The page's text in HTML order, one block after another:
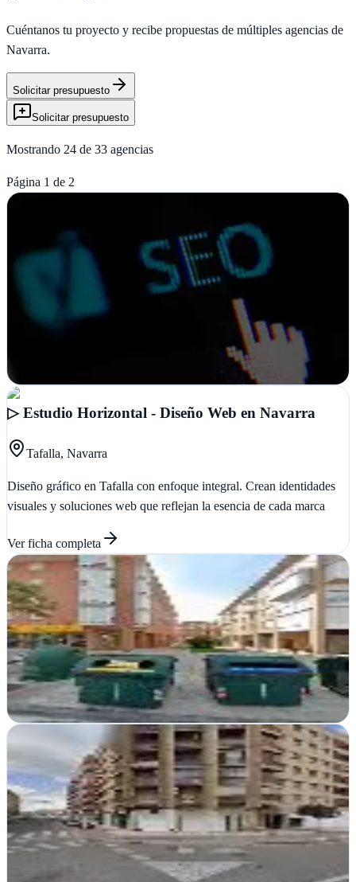
Cuéntanos tu proyecto y recibe propuestas de múltiples agencias de
Navarra.
Solicitar presupuesto
Solicitar presupuesto
Mostrando 24 de 33 agencias
Página 1 de 2
Verificada
Desde Pamplona impulsan tu presencia online con estrategia digital
integral, diseño web y consultoría adaptada a negocios locales
Ver ficha
▷ Estudio Horizontal - Diseño Web en Navarra
Tafalla, Navarra
Diseño gráfico en Tafalla con enfoque integral. Crean identidades
visuales y soluciones web que reflejan la esencia de cada marca
Ver ficha completa
2.0
Villava, Navarra
En Villava transformamos tu presencia online con diseños web
modernos y funcionales que conectan con tu audiencia
Ver ficha completa
Agradaweb
Tudela, Navarra
En Tudela transforman presencias online con alojamiento web
propio, diseño personalizado y estrategias digitales que generan